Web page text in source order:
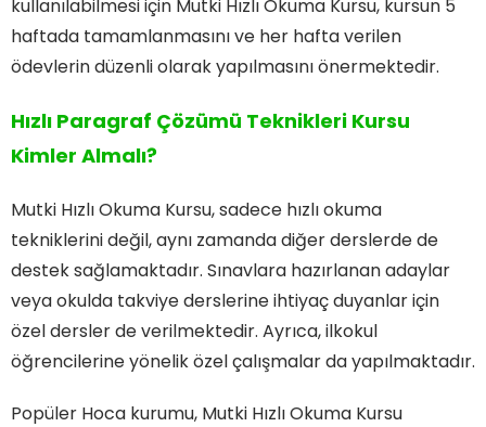
kullanılabilmesi için Mutki Hızlı Okuma Kursu, kursun 5
haftada tamamlanmasını ve her hafta verilen
ödevlerin düzenli olarak yapılmasını önermektedir.
Hızlı Paragraf Çözümü Teknikleri Kursu
Kimler Almalı?
Mutki Hızlı Okuma Kursu, sadece hızlı okuma
tekniklerini değil, aynı zamanda diğer derslerde de
destek sağlamaktadır. Sınavlara hazırlanan adaylar
veya okulda takviye derslerine ihtiyaç duyanlar için
özel dersler de verilmektedir. Ayrıca, ilkokul
öğrencilerine yönelik özel çalışmalar da yapılmaktadır.
Popüler Hoca kurumu, Mutki Hızlı Okuma Kursu